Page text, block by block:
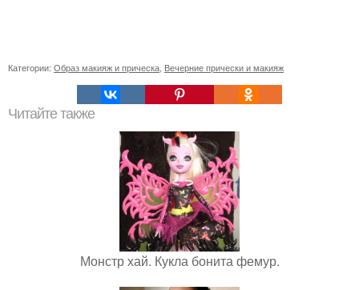
Категории: Образ макияж и прическа Вечерние прически и макияж
Читайте также
Монстр хай. Кукла бонита фемур.